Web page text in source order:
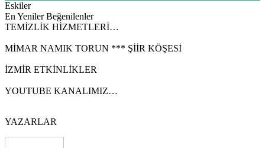
Eskiler
En Yeniler Beğenilenler
TEMİZLİK HİZMETLERİ…
MİMAR NAMIK TORUN *** ŞİİR KÖŞESİ
İZMİR ETKİNLİKLER
YOUTUBE KANALIMIZ…
YAZARLAR